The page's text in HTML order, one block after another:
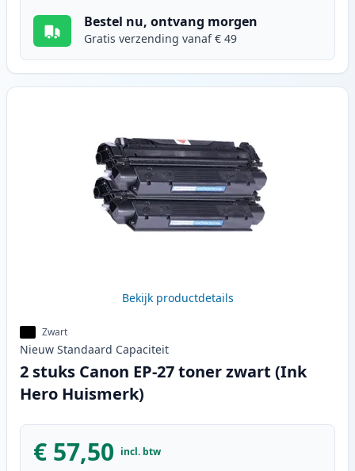
Bestel nu, ontvang morgen
Gratis verzending vanaf € 49
Bekijk productdetails
Zwart
Nieuw Standaard Capaciteit
2 stuks Canon EP-27 toner zwart (Ink
Hero Huismerk)
€ 57,50 incl. btw